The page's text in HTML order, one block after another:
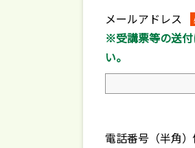
メールアドレス
※受講票等の送付
い。
電話番号（半角